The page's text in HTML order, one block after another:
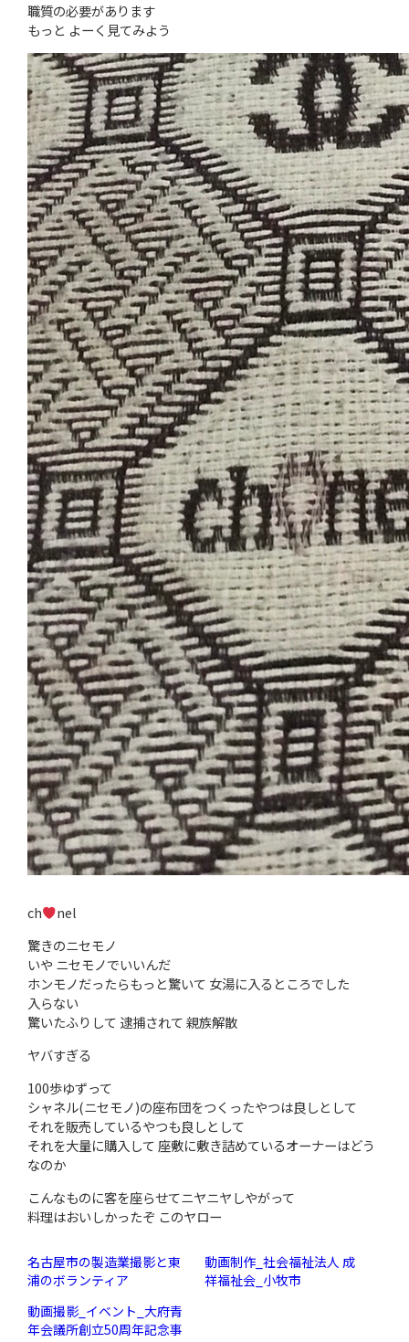
職質の必要があります
もっと よーく見てみよう
ch
nel
驚きのニセモノ
いや ニセモノでいいんだ
ホンモノだったらもっと驚いて 女湯に入るところでした
入らない
驚いたふりして 逮捕されて 親族解散
ヤバすぎる
100歩ゆずって
シャネル(ニセモノ)の座布団をつくったやつは良しとして
それを販売しているやつも良しとして
それを大量に購入して 座敷に敷き詰めているオーナーはどう
なのか
こんなものに客を座らせてニヤニヤしやがって
料理はおいしかったぞ このヤロー
名古屋市の製造業撮影と東
浦のボランティア
動画制作_社会福祉法人 成
祥福祉会_小牧市
動画撮影_イベント_大府青
年会議所創立50周年記念事